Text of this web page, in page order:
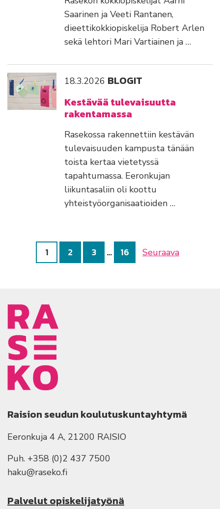
Saarinen ja Veeti Rantanen,
dieettikokkiopiskelija Robert Arlen
sekä lehtori Mari Vartiainen ja …
18.3.2026 BLOGIT
Kestävää tulevaisuutta
rakentamassa
Rasekossa rakennettiin kestävän
tulevaisuuden kampusta tänään
toista kertaa vietetyssä
tapahtumassa. Eeronkujan
liikuntasaliin oli koottu
yhteistyöorganisaatioiden …
1 2 3 … 16 Seuraava
Raision seudun koulutuskuntayhtymä
Eeronkuja 4 A, 21200 RAISIO
Puh. +358 (0)2 437 7500
haku@raseko.fi
Palvelut opiskelijatyönä